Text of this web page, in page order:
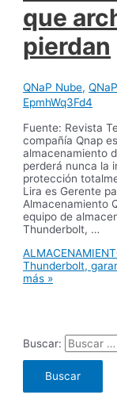
que
pierdan
QNaP Nube,
EpmhWq3Fd4
Fuente: Revista
compañía Qnap
almacenamiento
perderá nunca la
protección
Lira es Gerente
Almacenamiento
equipo de
Thunderbolt, …
Thunderbolt,
más »
Buscar: